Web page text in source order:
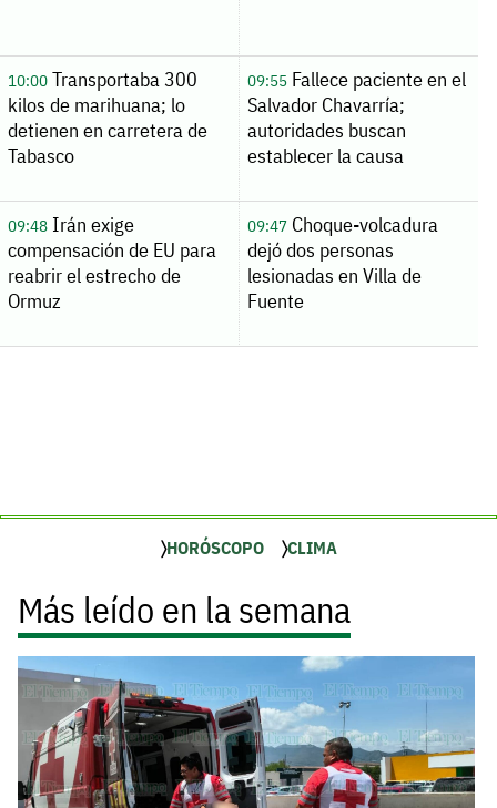
10:00Transportaba 300
kilos de marihuana; lo
detienen en carretera de
Tabasco
09:55Fallece paciente en el
Salvador Chavarría;
autoridades buscan
establecer la causa
09:48Irán exige
compensación de EU para
reabrir el estrecho de
Ormuz
09:47Choque-volcadura
dejó dos personas
lesionadas en Villa de
Fuente
HORÓSCOPO CLIMA
Más leído en la semana